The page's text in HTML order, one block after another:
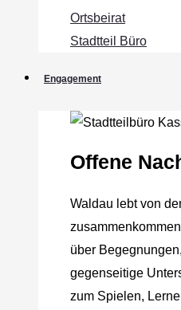
Ortsbeirat
Stadtteil Büro
Engagement
Offene
Waldau lebt von
über
gegenseitige
zum Spielen,